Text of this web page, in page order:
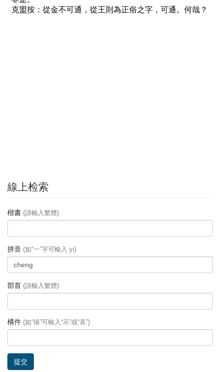
線上检索
楷書 (請輸入繁體)
拼音 (如“一”字可輸入 yi)
部首 (請輸入繁體)
構件 (如“禧”可輸入“示”或“喜”)
提交